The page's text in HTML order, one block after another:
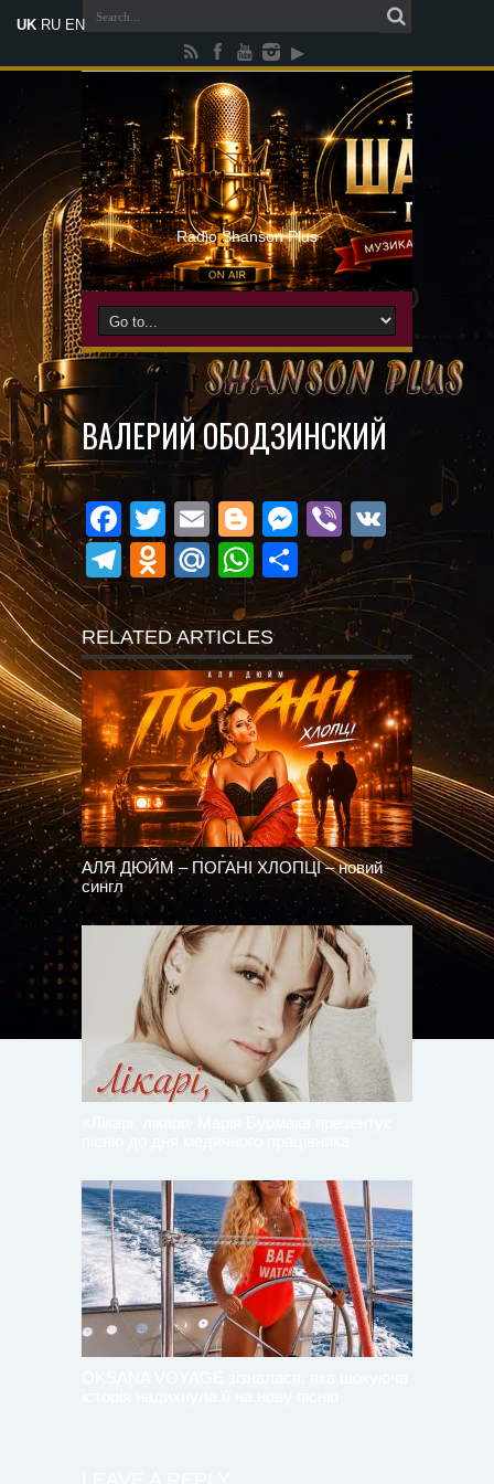
Radio Shanson Plus
ВАЛЕРИЙ ОБОДЗИНСКИЙ
Facebook
Twitter
EmailBlogger
Messenger
ViberVK
Telegram
Odnoklassniki
Mail.RuWhatsApp
Поділитися
RELATED ARTICLES
АЛЯ ДЮЙМ – ПОГАНІ ХЛОПЦІ – новий
сингл
UK RU EN